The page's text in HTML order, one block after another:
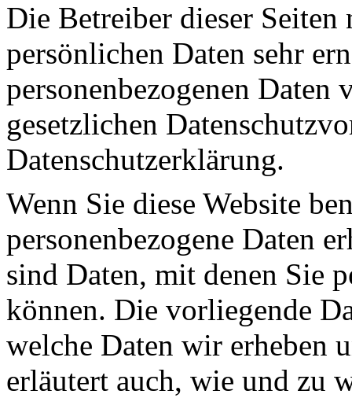
Die Betreiber dieser Seiten
persönlichen Daten sehr
personenbezogenen Daten
gesetzlichen
Datenschutzerklärung.
Wenn Sie diese Website
personenbezogene Daten
sind Daten, mit denen Sie
können. Die vorliegende
welche Daten wir erheben
erläutert auch, wie und zu